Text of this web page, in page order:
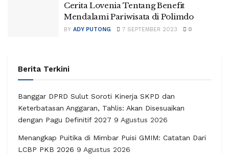
Cerita Lovenia Tentang Benefit
Mendalami Pariwisata di Polimdo
BY ADY PUTONG 7 SEPTEMBER 2023 0
Berita Terkini
Banggar DPRD Sulut Soroti Kinerja SKPD dan
Keterbatasan Anggaran, Tahlis: Akan Disesuaikan
dengan Pagu Definitif 2027 9 Agustus 2026
Menangkap Puitika di Mimbar Puisi GMIM: Catatan Dari
LCBP PKB 2026 9 Agustus 2026